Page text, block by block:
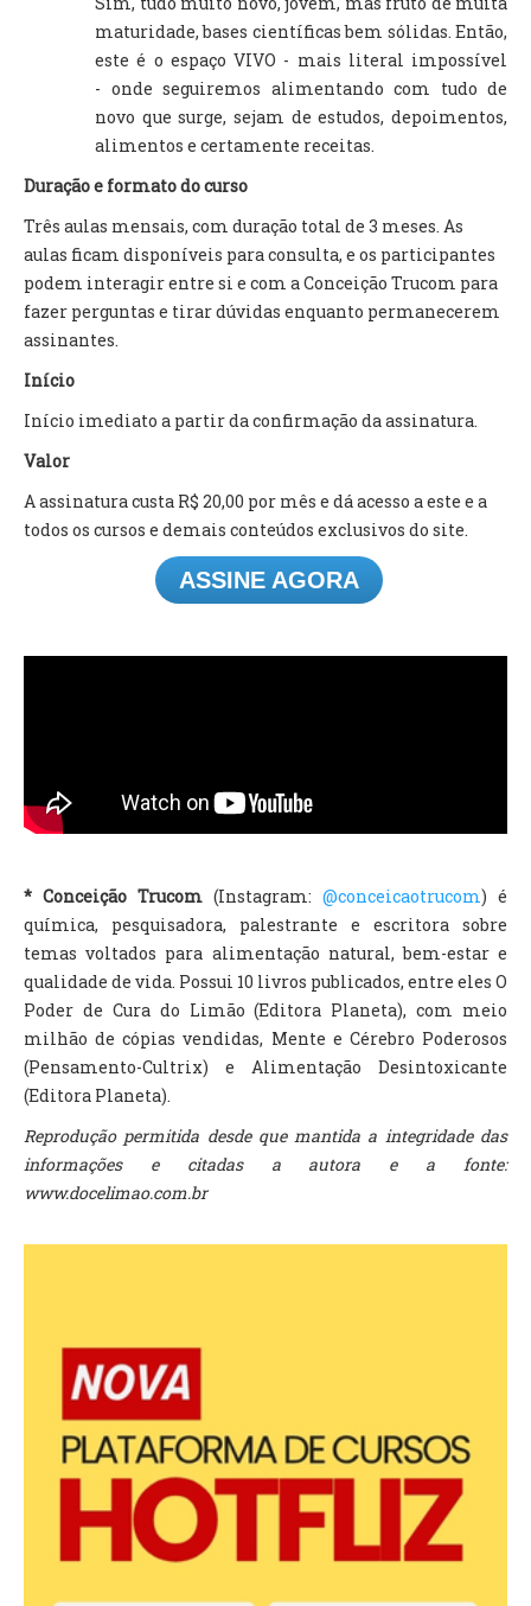
maturidade, bases científicas bem sólidas. Então,
este é o espaço VIVO - mais literal impossível
- onde seguiremos alimentando com tudo de
novo que surge, sejam de estudos, depoimentos,
alimentos e certamente receitas.
Duração e formato do curso
Três aulas mensais, com duração total de 3 meses. As
aulas ficam disponíveis para consulta, e os participantes
podem interagir entre si e com a Conceição Trucom para
fazer perguntas e tirar dúvidas enquanto permanecerem
assinantes.
Início
Início imediato a partir da confirmação da assinatura.
Valor
A assinatura custa R$ 20,00 por mês e dá acesso a este e a
todos os cursos e demais conteúdos exclusivos do site.
ASSINE AGORA
* Conceição Trucom (Instagram: @conceicaotrucom) é
química, pesquisadora, palestrante e escritora sobre
temas voltados para alimentação natural, bem-estar e
qualidade de vida. Possui 10 livros publicados, entre eles O
Poder de Cura do Limão (Editora Planeta), com meio
milhão de cópias vendidas, Mente e Cérebro Poderosos
(Pensamento-Cultrix) e Alimentação Desintoxicante
(Editora Planeta).
Reprodução permitida desde que mantida a integridade das
informações e citadas a autora e a fonte:
www.docelimao.com.br